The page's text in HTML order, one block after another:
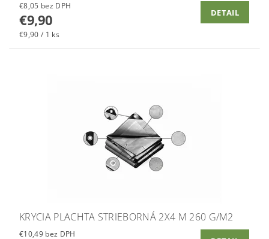
€8,05 bez DPH
€9,90
€9,90 / 1 ks
DETAIL
KRYCIA PLACHTA STRIEBORNÁ 2X4 M 260 G/M2
€10,49 bez DPH